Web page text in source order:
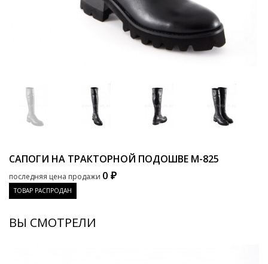
САПОГИ НА ТРАКТОРНОЙ ПОДОШВЕ M-825
последняя цена продажи 0 ₽
ТОВАР РАСПРОДАН
ВЫ СМОТРЕЛИ